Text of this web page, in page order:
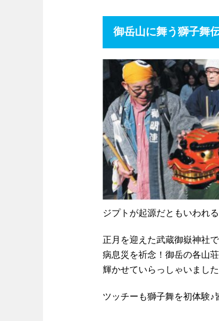
御岳山に舞う獅子舞
ジプトが起源だともいわれ
正月を迎えた武蔵御嶽神社
病息災を祈念！御岳の各山
輝かせていらっしゃいました
ツッチーも獅子舞を初体験♪